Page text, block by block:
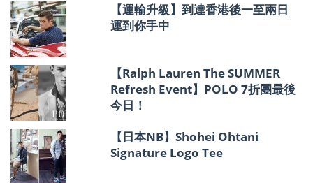
【運輸升級】到達香港後一至兩日
運到你手中
【Ralph Lauren The SUMMER
Refresh Event】POLO 7折團最後
今日！
【日本NB】Shohei Ohtani
Signature Logo Tee